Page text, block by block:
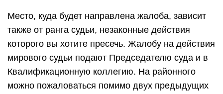
Место, куда будет направлена жалоба, зависит
также от ранга судьи, незаконные действия
которого вы хотите пресечь. Жалобу на действия
мирового судьи подают Председателю суда и в
Квалификационную коллегию. На районного
можно пожаловаться помимо двух предыдущих